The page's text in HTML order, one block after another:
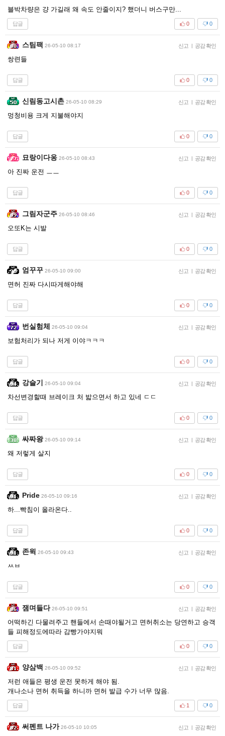
블박차량은 걍 가길래 왜 속도 안줄이지? 했더니 버스구만...
답글 0
0
스팀팩 26-05-10 08:17 신고 | 공감 확인
쌍련들
답글 0
0
신림동고시촌 26-05-10 08:29 신고 | 공감 확인
멍청비용 크게 지불해야지
답글 0
0
묘랑이다옹 26-05-10 08:43 신고 | 공감 확인
아 진짜 운전 ㅡㅡ
답글 0
0
그림자군주 26-05-10 08:46 신고 | 공감 확인
오또K는 시발
답글 0
0
엄꾸꾸 26-05-10 09:00 신고 | 공감 확인
면허 진짜 다시따게해야해
답글 0
0
번실험체 26-05-10 09:04 신고 | 공감 확인
보험처리가 되나 저게 이야ㅋㅋㅋ
답글 0
0
강슬기 26-05-10 09:04 신고 | 공감 확인
차선변경할때 브레이크 처 밟으면서 하고 있네 ㄷㄷ
답글 0
0
싸짜왕 26-05-10 09:14 신고 | 공감 확인
왜 저렇게 살지
답글 0
0
Pride 26-05-10 09:16 신고 | 공감 확인
하...빡침이 올라온다..
답글 0
0
존윅 26-05-10 09:43 신고 | 공감 확인
ㅆㅂ
답글 0
0
잼며들다 26-05-10 09:51 신고 | 공감 확인
어떡하긴 다물려주고 핸들에서 손때야될거고 면허취소는 당연하고 승객
들 피해정도에따라 감빵가야지뭐
답글 0
0
양삼백 26-05-10 09:52 신고 | 공감 확인
저런 애들은 평생 운전 못하게 해야 됨.
개나소나 면허 취득을 하니까 면허 발급 수가 너무 많음.
답글 0
1
써펜트 나가 26-05-10 10:05 신고 | 공감 확인